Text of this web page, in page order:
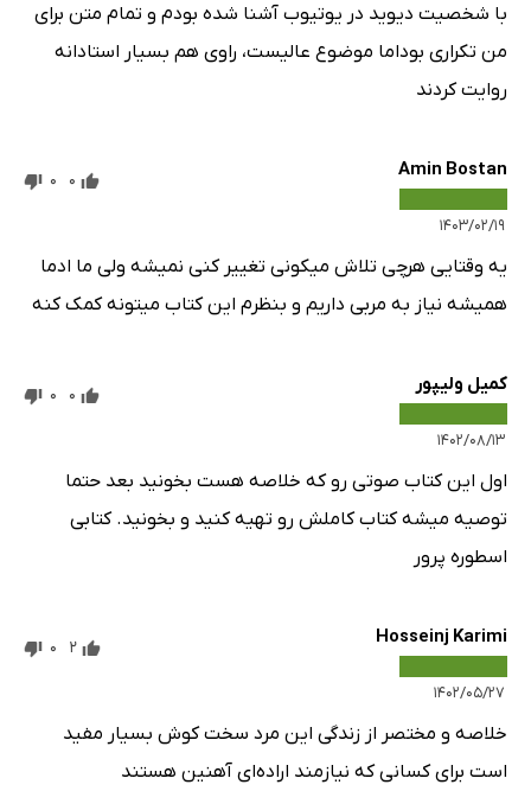
با شخصیت دیوید در یوتیوب آشنا شده بودم و تمام متن برای
من تکراری بوداما موضوع عالیست، راوی هم بسیار استادانه
روایت کردند
Amin Bostan
۱۴۰۳/۰۲/۱۹
0
0
یه وقتایی هرچی تلاش میکونی تغییر کنی نمیشه ولی ما ادما
همیشه نیاز به مربی داریم و بنظرم این کتاب میتونه کمک کنه
کمیل ولیپور
۱۴۰۲/۰۸/۱۳
0
0
اول این کتاب صوتی رو که خلاصه هست بخونید بعد حتما
توصیه میشه کتاب کاملش رو تهیه کنید و بخونید. کتابی
اسطوره پرور
Hosseinj Karimi
۱۴۰۲/۰۵/۲۷
2
0
خلاصه و مختصر از زندگی این مرد سخت کوش بسیار مفید
است برای کسانی که نیازمند اراده‌ای آهنین هستند